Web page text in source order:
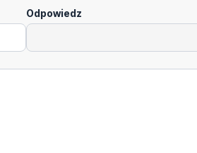
Odpowiedz